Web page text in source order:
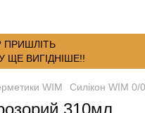
ЩЕ ВИГІДНІШЕ!!
WIM Силiкон WIM 0/
310мл